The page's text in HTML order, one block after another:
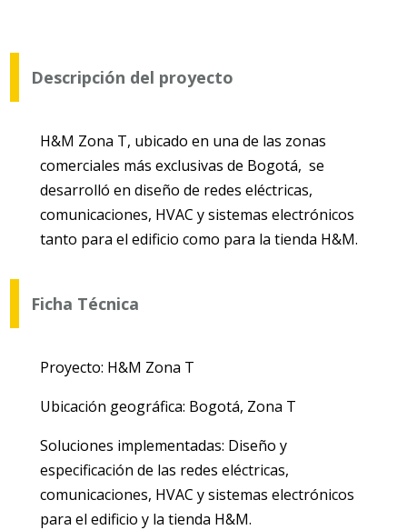
Descripción del proyecto
H&M Zona T, ubicado en una de las zonas
comerciales más exclusivas de Bogotá, se
desarrolló en diseño de redes eléctricas,
comunicaciones, HVAC y sistemas electrónicos
tanto para el edificio como para la tienda H&M.
Ficha Técnica
Proyecto: H&M Zona T
Ubicación geográfica: Bogotá, Zona T
Soluciones implementadas: Diseño y
especificación de las redes eléctricas,
comunicaciones, HVAC y sistemas electrónicos
para el edificio y la tienda H&M.